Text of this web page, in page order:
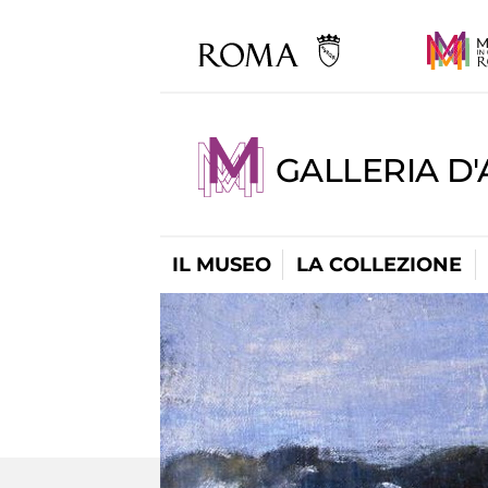
GALLERIA
IL MUSEO LA COLLEZIONE